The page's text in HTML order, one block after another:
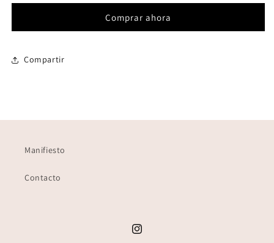
Comprar ahora
Compartir
Manifiesto
Contacto
Instagram